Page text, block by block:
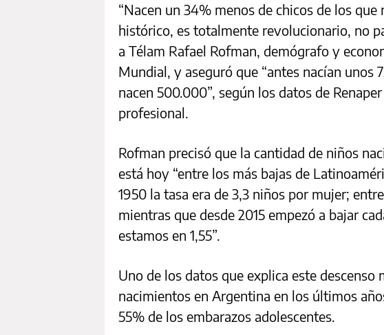
“Nacen un 34% menos de chicos de los que
histórico, es totalmente revolucionario, no
a Télam Rafael Rofman, demógrafo y
Mundial, y aseguró que “antes nacían unos
nacen 500.000”, según los datos de
profesional.
Rofman precisó que la cantidad de niños
está hoy “entre los más bajas de
1950 la tasa era de 3,3 niños por mujer;
mientras que desde 2015 empezó a bajar
estamos en 1,55”.
Uno de los datos que explica este descenso
nacimientos en Argentina en los últimos
55% de los embarazos adolescentes.